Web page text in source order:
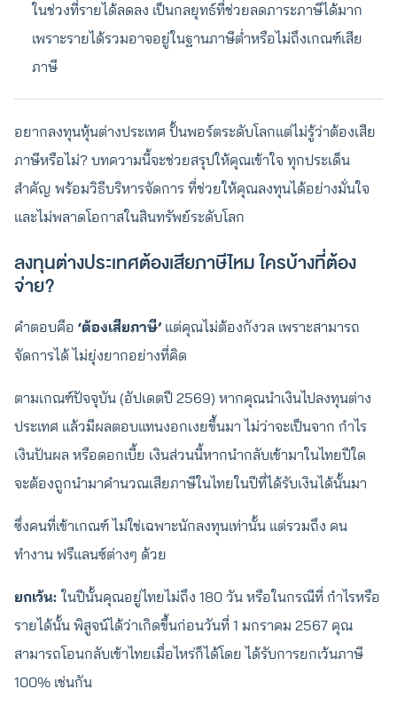
ในช่วงที่รายได้ลดลง เป็นกลยุทธ์ที่ช่วยลดภาระภาษีได้มาก
เพราะรายได้รวมอาจอยู่ในฐานภาษีต่ำหรือไม่ถึงเกณฑ์เสีย
ภาษี
อยากลงทุนหุ้นต่างประเทศ ปั้นพอร์ตระดับโลกแต่ไม่รู้ว่าต้องเสีย
ภาษีหรือไม่? บทความนี้จะช่วยสรุปให้คุณเข้าใจ ทุกประเด็น
สำคัญ พร้อมวิธีบริหารจัดการ ที่ช่วยให้คุณลงทุนได้อย่างมั่นใจ
และไม่พลาดโอกาสในสินทรัพย์ระดับโลก
ลงทุนต่างประเทศต้องเสียภาษีไหม ใครบ้างที่ต้อง
จ่าย?
คำตอบคือ ‘ต้องเสียภาษี’ แต่คุณไม่ต้องกังวล เพราะสามารถ
จัดการได้ ไม่ยุ่งยากอย่างที่คิด
ตามเกณฑ์ปัจจุบัน (อัปเดตปี 2569) หากคุณนำเงินไปลงทุนต่าง
ประเทศ แล้วมีผลตอบแทนงอกเงยขึ้นมา ไม่ว่าจะเป็นจาก กำไร
เงินปันผล หรือดอกเบี้ย เงินส่วนนี้หากนำกลับเข้ามาในไทยปีใด
จะต้องถูกนำมาคำนวณเสียภาษีในไทยในปีที่ได้รับเงินได้นั้นมา
ซึ่งคนที่เข้าเกณฑ์ ไม่ใช่เฉพาะนักลงทุนเท่านั้น แต่รวมถึง คน
ทำงาน ฟรีแลนซ์ต่างๆ ด้วย
ยกเว้น: ในปีนั้นคุณอยู่ไทยไม่ถึง 180 วัน หรือในกรณีที่ กำไรหรือ
รายได้นั้น พิสูจน์ได้ว่าเกิดขึ้นก่อนวันที่ 1 มกราคม 2567 คุณ
สามารถโอนกลับเข้าไทยเมื่อไหร่ก็ได้โดย ได้รับการยกเว้นภาษี
100% เช่นกัน